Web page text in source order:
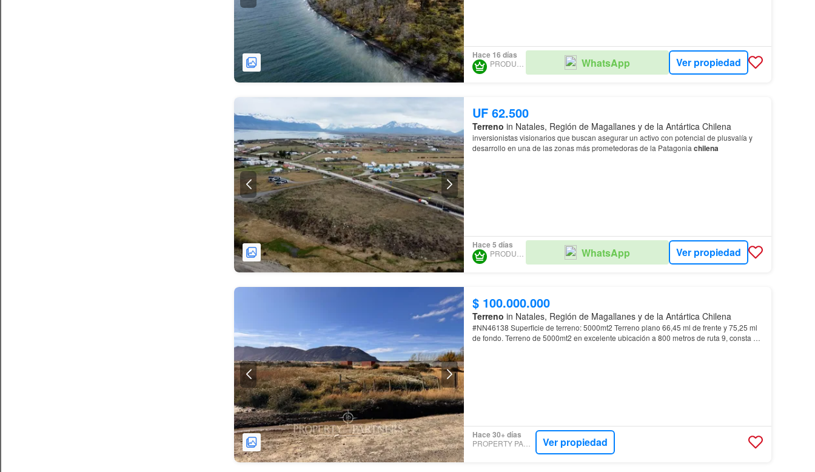
Hace 16 días
WhatsApp Ver propiedad
UF 62.500
Terreno in Natales, Región de Magallanes y de la Antártica Chilena
inversionistas visionarios que buscan asegurar un activo con potencial de plusvalía y
desarrollo en una de las zonas más prometedoras de la Patagonia chilena
Hace 5 días
WhatsApp Ver propiedad
$ 100.000.000
Terreno in Natales, Región de Magallanes y de la Antártica Chilena
#NN46138 Superficie de terreno: 5000mt2 Terreno plano 66,45 ml de frente y 75,25 ml
de fondo. Terreno de 5000mt2 en excelente ubicación a 800 metros de ruta 9, consta de
Hace 30+ días
PROPERTY PARTNERS Ver propiedad